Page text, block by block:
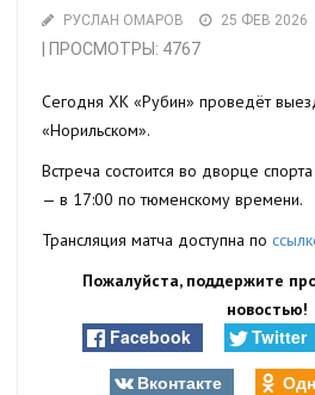
РУСЛАН ОМАРОВ 25 ФЕВ 2026
| ПРОСМОТРЫ: 4767
Сегодня ХК «Рубин» проведёт
«Норильском».
Встреча состоится во дворце
— в 17:00 по тюменскому времени.
Трансляция матча доступна по
Пожалуйста, поддержите
новостью!
Facebook Twitter
Вконтакте